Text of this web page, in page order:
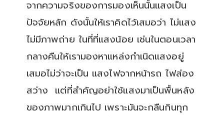
จากความจริงของการมองเห็นนั้นแสงเป็น
ปัจจัยหลัก ดังนั้นให้เราคิดไว้เสมอว่า ไม่แสง
ไม่มีภาพถ่าย ในที่ที่แสงน้อย เช่นในตอนเวลา
กลางคืนให้เรามองหาแหล่งกำเนิดแสงอยู่
เสมอไม่ว่าจะเป็น แสงไฟจากหน้ารถ ไฟส่อง
สว่าง แต่ที่สำคัญอย่าใช้แสงมาเป็นพื้นหลัง
ของภาพมากเกินไป เพราะมันจะกลืนกินทุก